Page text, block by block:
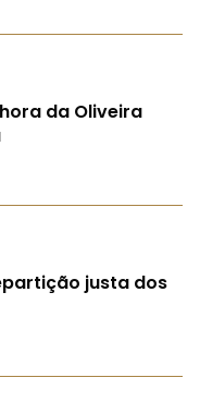
da Oliveira
justa dos